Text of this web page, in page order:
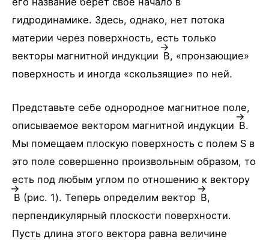
гидродинамике. Здесь, однако, нет потока
материи через поверхность, есть только
векторы магнитной индукции B, «пронзающие»
поверхность и иногда «скользящие» по ней.
Представьте себе однородное магнитное поле,
описываемое вектором магнитной индукции B.
Мы помещаем плоскую поверхность с полем S в
это поле совершенно произвольным образом, то
есть под любым углом по отношению к вектору
B (рис. 1). Теперь определим вектор B,
перпендикулярный плоскости поверхности.
Пусть длина этого вектора равна величине